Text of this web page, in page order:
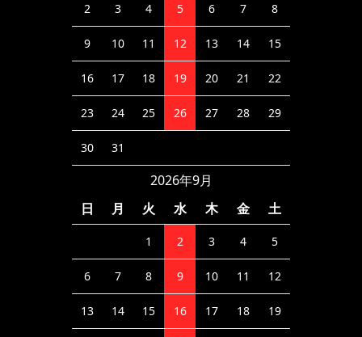
2 3 4 5 6 7 8
9 10 11 12 13 14 15
16 17 18 19 20 21 22
23 24 25 26 27 28 29
30 31
2026年9月
日
月 火 水 木 金 土
1 2 3 4 5
6 7 8 9 10 11 12
13 14 15 16 17 18 19